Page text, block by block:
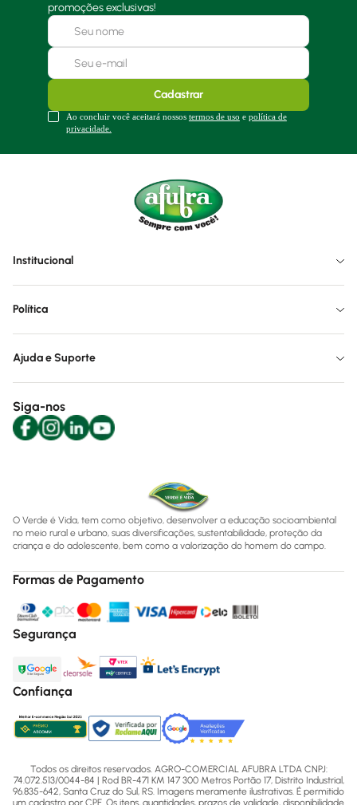
promoções exclusivas!
Cadastrar
Ao concluir você aceitará nossos termos de uso e política de
privacidade.
Institucional
Política
Ajuda e Suporte
Siga-nos
O Verde é Vida, tem como objetivo, desenvolver a educação socioambiental
no meio rural e urbano, suas diversificações, sustentabilidade, proteção da
criança e do adolescente, bem como a valorização do homem do campo.
Formas de Pagamento
Segurança
Confiança
Todos os direitos reservados. AGRO-COMERCIAL AFUBRA LTDA CNPJ:
74.072.513/0044-84 | Rod BR-471 KM 147 300 Metros Portão 17, Distrito Industrial,
96.835-642, Santa Cruz do Sul, RS. Imagens meramente ilustrativas. É permitido
um cadastro por CPF. Os itens, quantidades, prazos de validade, disponibilidade